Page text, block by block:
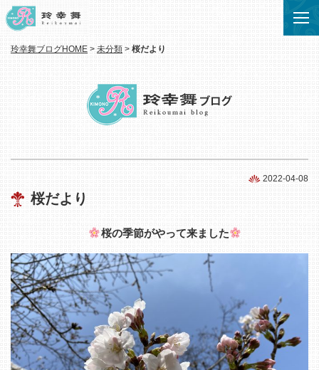
玲幸舞ブログHOME > 未分類 > 桜だより
2022-04-08
桜だより
桜の季節がやって来ました